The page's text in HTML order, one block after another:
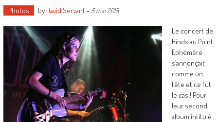
Photos by David Servant- 6 mai 2018
Le concert de
Hinds au Point
Ephémère
s’annonçait
comme un
fête et ce fut
le cas ! Pour
leur second
album intitulé